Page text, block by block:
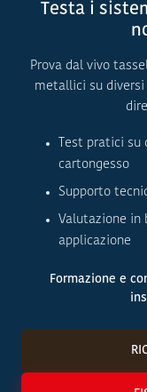
Testa i
Prova dal vivo
metallici su
Test pratici su
cartongesso
Supporto
Valutazione in
applicazione
Formazione e